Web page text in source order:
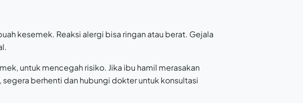
kesemek. Reaksi alergi bisa ringan atau berat. Gejala
untuk mencegah risiko. Jika ibu hamil merasakan
berhenti dan hubungi dokter untuk konsultasi